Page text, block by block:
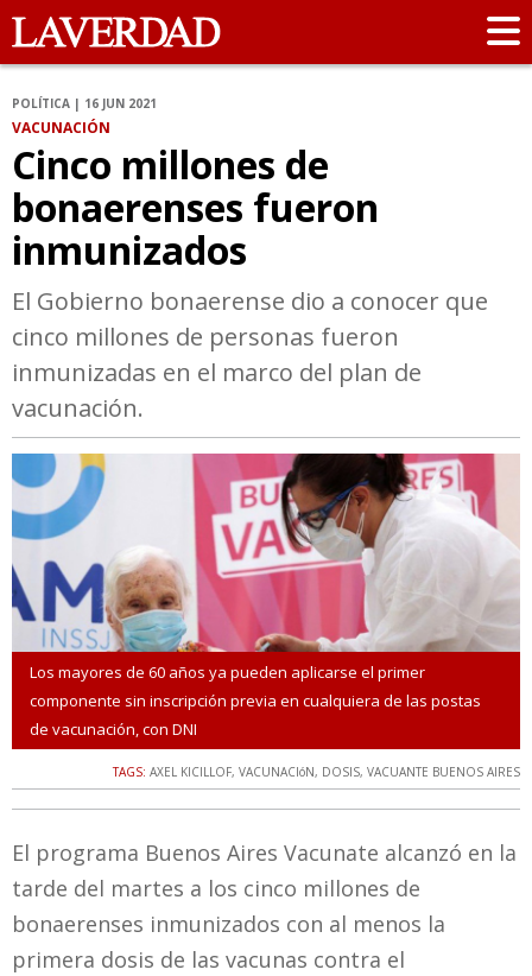
POLÍTICA | 16 JUN 2021
VACUNACIÓN
Cinco millones de
bonaerenses fueron
inmunizados
El Gobierno bonaerense dio a conocer que
cinco millones de personas fueron
inmunizadas en el marco del plan de
vacunación.
Los mayores de 60 años ya pueden aplicarse el primer
componente sin inscripción previa en cualquiera de las postas
de vacunación, con DNI
TAGS: AXEL KICILLOF, VACUNACIóN, DOSIS, VACUANTE BUENOS AIRES
El programa Buenos Aires Vacunate alcanzó en la
tarde del martes a los cinco millones de
bonaerenses inmunizados con al menos la
primera dosis de las vacunas contra el